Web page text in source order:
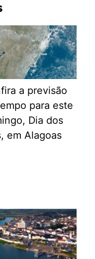
a previsão
para este
Dia dos
em Alagoas